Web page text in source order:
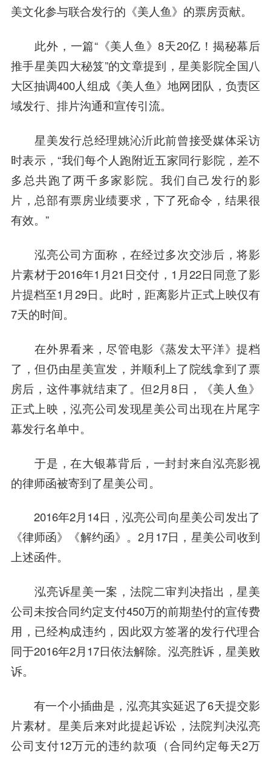
美文化参与联合发行的《美人鱼》的票房贡献。
此外，一篇“《美人鱼》8天20亿！揭秘幕后
推手星美四大秘笈”的文章提到，星美影院全国八
大区抽调400人组成《美人鱼》地网团队，负责区
域发行、排片沟通和宣传引流。
星美发行总经理姚沁沂此前曾接受媒体采访
时表示，“我们每个人跑附近五家同行影院，差不
多总共跑了两千多家影院。我们自己发行的影
片，总部有票房业绩要求，下了死命令，结果很
有效。”
泓亮公司方面称，在经过多次交涉后，将影
片素材于2016年1月21日交付，1月22日同意了影
片提档至1月29日。此时，距离影片正式上映仅有
7天的时间。
在外界看来，尽管电影《蒸发太平洋》提档
了，但仍由星美宣发，并顺利上了院线拿到了票
房后，这件事就结束了。但2月8日，《美人鱼》
正式上映，泓亮公司发现星美公司出现在片尾字
幕发行名单中。
于是，在大银幕背后，一封封来自泓亮影视
的律师函被寄到了星美公司。
2016年2月14日，泓亮公司向星美公司发出了
《律师函》《解约函》。2月17日，星美公司收到
上述函件。
泓亮诉星美一案，法院二审判决指出，星美
公司未按合同约定支付450万的前期垫付的宣传费
用，已经构成违约，因此双方签署的发行代理合
同于2016年2月17日依法解除。泓亮胜诉，星美败
诉。
有一个小插曲是，泓亮其实延迟了6天提交影
片素材。星美后来对此提起诉讼，法院判决泓亮
公司支付12万元的违约款项（合同约定每天2万